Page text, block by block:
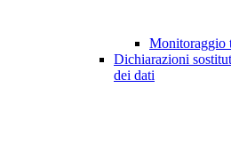
Monitoraggio
Dichiarazioni
dei dati